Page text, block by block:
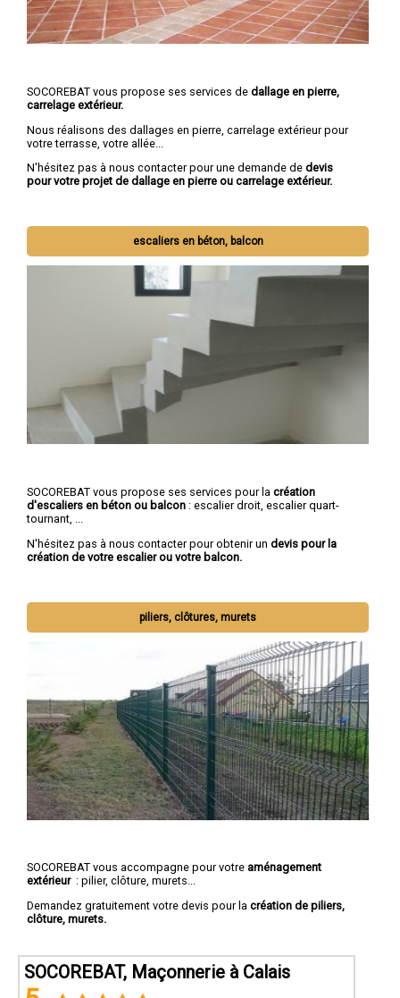
SOCOREBAT vous propose ses services de dallage en pierre,
carrelage extérieur.
Nous réalisons des dallages en pierre, carrelage extérieur pour
votre terrasse, votre allée...
N'hésitez pas à nous contacter pour une demande de devis
pour votre projet de dallage en pierre ou carrelage extérieur.
escaliers en béton, balcon
SOCOREBAT vous propose ses services pour la création
d'escaliers en béton ou balcon : escalier droit, escalier quart-
tournant, ...
N'hésitez pas à nous contacter pour obtenir un devis pour la
création de votre escalier ou votre balcon.
piliers, clôtures, murets
SOCOREBAT vous accompagne pour votre aménagement
extérieur : pilier, clôture, murets...
Demandez gratuitement votre devis pour la création de piliers,
clôture, murets.
SOCOREBAT, Maçonnerie à Calais